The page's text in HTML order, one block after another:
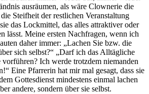
ausräumen, als wäre Clownerie die
Steifheit der restlichen Veranstaltung
das Lockmittel, das alles attraktiver oder
lässt. Meine ersten Nachfragen, wenn ich
daher immer: „Lachen Sie bzw. die
sich selbst?“ „Darf ich das Alltägliche
Ich werde trotzdem niemanden
Eine Pfarrerin hat mir mal gesagt, dass sie
Gottesdienst mindestens einmal lachen
andere, sondern über sie selbst.